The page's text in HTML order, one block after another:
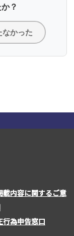
？
なかった
載内容に関するご意
行為申告窓口